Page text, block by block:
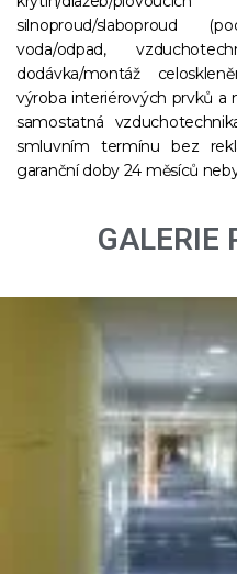
silnoproud/slaboproud
voda/odpad,
dodávka/montáž
výroba interiérových prvků a
samostatná
smluvním termínu bez
garanční doby 24 měsíců
GALERIE